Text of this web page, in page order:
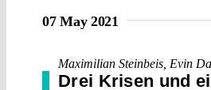
07 May 2021
Maximilian Steinbeis Evin
Drei Krisen und